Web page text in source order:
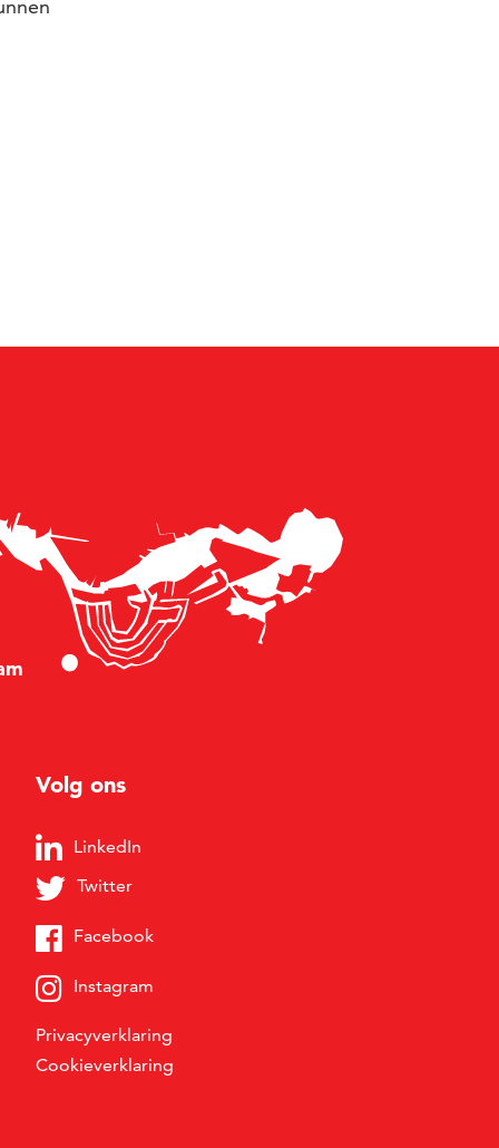
Volg ons
LinkedIn
Twitter
Facebook
Instagram
Privacyverklaring
Cookieverklaring